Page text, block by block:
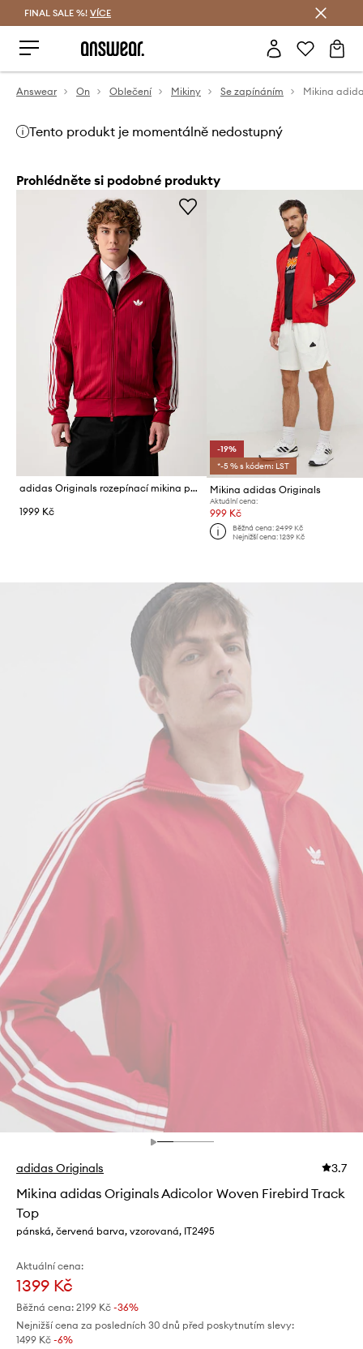
FINAL SALE %! VÍCE
Answear On Oblečení Mikiny Se zapínáním
Tento produkt je momentálně nedostupný
Prohlédněte si podobné produkty
adidas Originals rozepínací mikina pánská Firebird Drop Needle
1999 Kč
-19%
*-5 % s kódem: LST
Mikina adidas Originals
Aktuální cena:
999 Kč
Běžná cena: 2499 Kč
Nejnižší cena: 1239 Kč
adidas Originals 3.7
Mikina adidas Originals Adicolor Woven Firebird Track
Top
pánská, červená barva, vzorovaná, IT2495
Aktuální cena:
1399 Kč
Běžná cena: 2199 Kč -36%
Nejnižší cena za posledních 30 dnů před poskytnutím slevy:
1499 Kč -6%